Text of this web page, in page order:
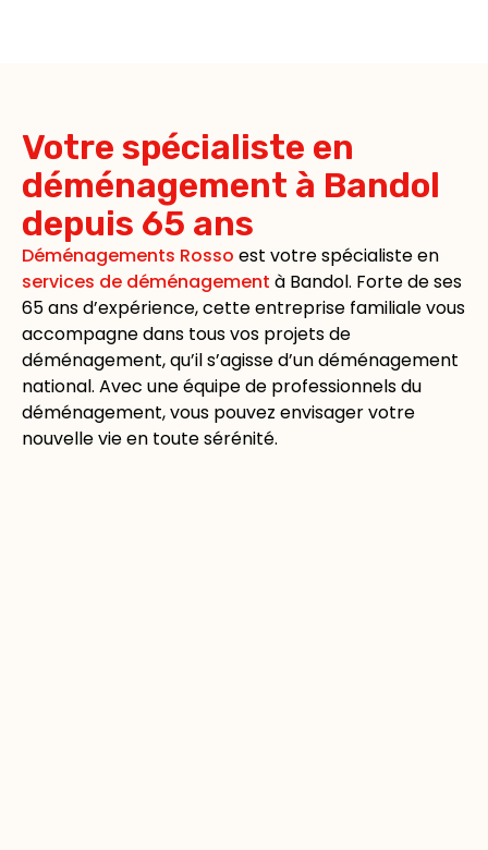
Votre spécialiste en
déménagement à Bandol
depuis 65 ans
Déménagements Rosso est votre spécialiste en
services de déménagement à Bandol. Forte de ses
65 ans d’expérience, cette entreprise familiale vous
accompagne dans tous vos projets de
déménagement, qu’il s’agisse d’un déménagement
national. Avec une équipe de professionnels du
déménagement, vous pouvez envisager votre
nouvelle vie en toute sérénité.